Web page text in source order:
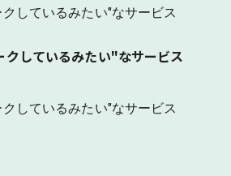
しているみたい"なサービス
しているみたい"なサービス
しているみたい"なサービス